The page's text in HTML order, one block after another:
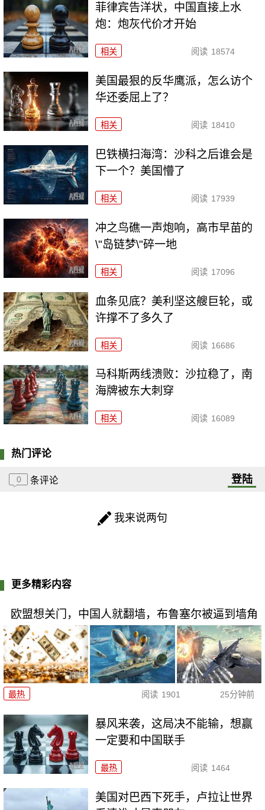
菲律宾告洋状，中国直接上水
炮：炮灰代价才开始
相关 阅读 18574
美国最狠的反华鹰派，怎么访个
华还委屈上了？
相关 阅读 18410
巴铁横扫海湾：沙科之后谁会是
下一个？美国懵了
相关 阅读 17939
冲之鸟礁一声炮响，高市早苗的
\"岛链梦\"碎一地
相关 阅读 17096
血条见底？美利坚这艘巨轮，或
许撑不了多久了
相关 阅读 16686
马科斯两线溃败：沙拉稳了，南
海牌被东大刺穿
相关 阅读 16089
热门评论
0 条评论 登陆
我来说两句
更多精彩内容
欧盟想关门，中国人就翻墙，布鲁塞尔被逼到墙角
最热 阅读 1901 25分钟前
暴风来袭，这局决不能输，想赢
一定要和中国联手
最热 阅读 1464
美国对巴西下死手，卢拉让世界